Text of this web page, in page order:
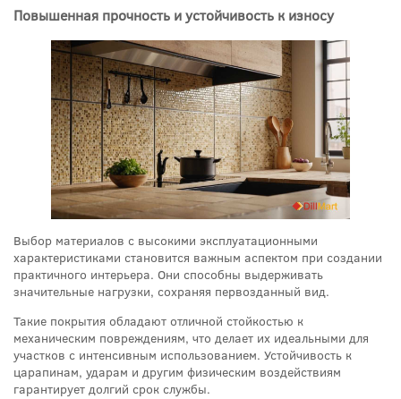
Повышенная прочность и устойчивость к износу
Выбор материалов с высокими эксплуатационными
характеристиками становится важным аспектом при создании
практичного интерьера. Они способны выдерживать
значительные нагрузки, сохраняя первозданный вид.
Такие покрытия обладают отличной стойкостью к
механическим повреждениям, что делает их идеальными для
участков с интенсивным использованием. Устойчивость к
царапинам, ударам и другим физическим воздействиям
гарантирует долгий срок службы.